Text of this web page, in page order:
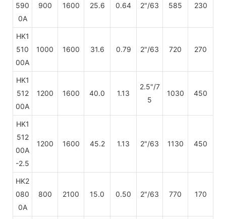
590
0A
900 1600 25.6 0.64 2"/63 585 230
HK1
510
00A
1000 1600 31.6 0.79 2"/63 720 270
HK1
512
00A
1200 1600 40.0 1.13
2.5"/7
5
1030 450
HK1
512
00A
-2.5
1200 1600 45.2 1.13 2"/63 1130 450
HK2
080
0A
800 2100 15.0 0.50 2"/63 770 170